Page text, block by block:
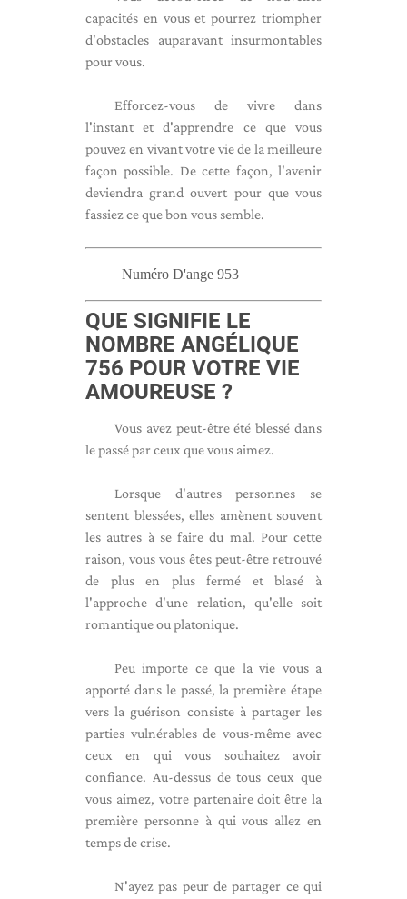
capacités en vous et pourrez triompher
d'obstacles auparavant insurmontables
pour vous.
Efforcez-vous de vivre dans
l'instant et d'apprendre ce que vous
pouvez en vivant votre vie de la meilleure
façon possible. De cette façon, l'avenir
deviendra grand ouvert pour que vous
fassiez ce que bon vous semble.
Numéro D'ange 953
QUE SIGNIFIE LE
NOMBRE ANGÉLIQUE
756 POUR VOTRE VIE
AMOUREUSE ?
Vous avez peut-être été blessé dans
le passé par ceux que vous aimez.
Lorsque d'autres personnes se
sentent blessées, elles amènent souvent
les autres à se faire du mal. Pour cette
raison, vous vous êtes peut-être retrouvé
de plus en plus fermé et blasé à
l'approche d'une relation, qu'elle soit
romantique ou platonique.
Peu importe ce que la vie vous a
apporté dans le passé, la première étape
vers la guérison consiste à partager les
parties vulnérables de vous-même avec
ceux en qui vous souhaitez avoir
confiance. Au-dessus de tous ceux que
vous aimez, votre partenaire doit être la
première personne à qui vous allez en
temps de crise.
N'ayez pas peur de partager ce qui